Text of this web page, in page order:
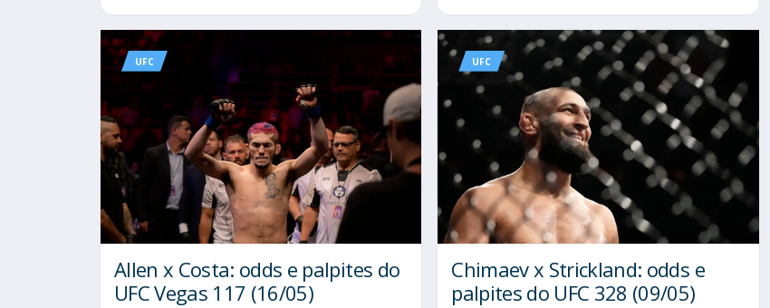
UFC
Allen x Costa: odds e palpites do
UFC Vegas 117 (16/05)
UFC
Chimaev x Strickland: odds e
palpites do UFC 328 (09/05)